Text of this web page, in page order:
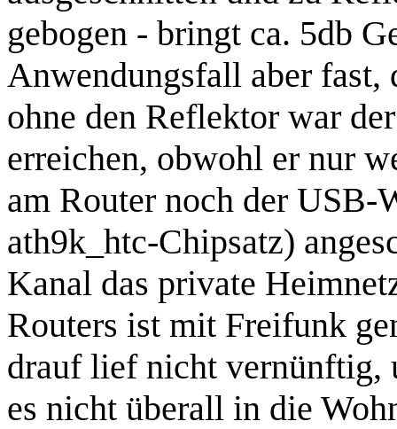
gebogen - bringt ca. 5db
Anwendungsfall aber fast,
ohne den Reflektor war
erreichen, obwohl er nur
am Router noch der
ath9k_htc-Chipsatz)
Kanal das private
Routers ist mit Freifunk
drauf lief nicht vernünftig,
es nicht überall in die